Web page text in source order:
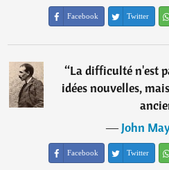
Facebook Twitter
“La difficulté n'est
idées nouvelles,
―John
Facebook Twitter